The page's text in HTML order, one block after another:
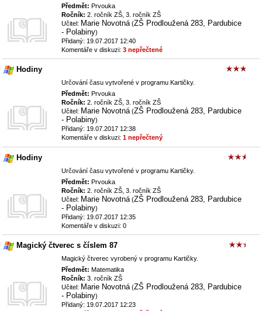
Komentáře
Moje dokumenty
Předmět: Prvouka
Ročník: 2. ročník ZŠ, 3. ročník ZŠ
Učitel: Marie Novotná (ZŠ Prodloužená 283, Pardubice
- Polabiny)
Přidaný: 19.07.2017 12:40
Komentáře v diskuzi: 3 nepřečtené
Hodiny
Určování času vytvořené v programu Kartičky.
Předmět: Prvouka
Ročník: 2. ročník ZŠ, 3. ročník ZŠ
Učitel: Marie Novotná (ZŠ Prodloužená 283, Pardubice
- Polabiny)
Přidaný: 19.07.2017 12:38
Komentáře v diskuzi: 1 nepřečtený
Hodiny
Určování času vytvořené v programu Kartičky.
Předmět: Prvouka
Ročník: 2. ročník ZŠ, 3. ročník ZŠ
Učitel: Marie Novotná (ZŠ Prodloužená 283, Pardubice
- Polabiny)
Přidaný: 19.07.2017 12:35
Komentáře v diskuzi: 0
Magický čtverec s číslem 87
Magický čtverec vyrobený v programu Kartičky.
Předmět: Matematika
Ročník: 3. ročník ZŠ
Učitel: Marie Novotná (ZŠ Prodloužená 283, Pardubice
- Polabiny)
Přidaný: 19.07.2017 12:23